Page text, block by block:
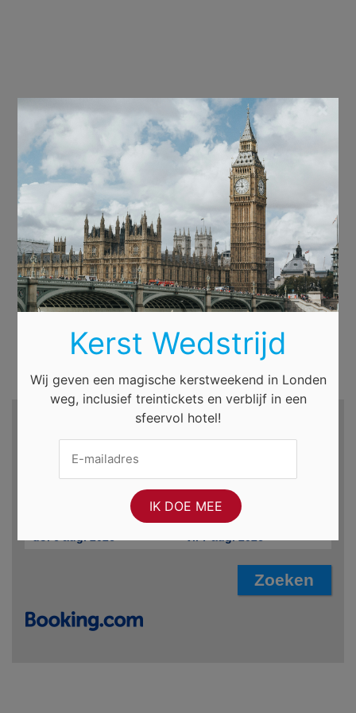
Zoek hotels en meer...
Bestemming
Uitcheckdatum
Kerst Wedstrijd
Wij geven een magische kerstweekend in Londen
weg, inclusief treintickets en verblijf in een
sfeervol hotel!
×